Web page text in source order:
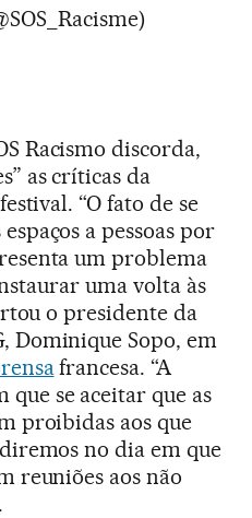
Racismo discorda,
as críticas da
“O fato de se
a pessoas por
um problema
uma volta às
o presidente da
Dominique Sopo, em
francesa. “A
se aceitar que as
proibidas aos que
no dia em que
reuniões aos não